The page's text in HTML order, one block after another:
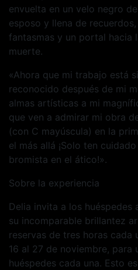
envuelta en un velo negro
esposo y llena de
fantasmas y un portal hacia
muerte.
«Ahora que mi trabajo está
reconocido después de mi
almas artísticas a mi
que ven a admirar mi obra
(con C mayúscula) en la
el más allá ¡Solo ten
bromista en el ático!».
Sobre la experiencia
Delia invita a los huéspedes
su incomparable brillantez
reservas de tres horas cada
16 al 27 de noviembre, para
huéspedes cada una. Esto